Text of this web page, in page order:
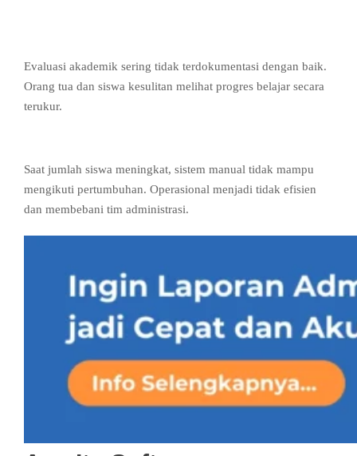
Evaluasi akademik sering tidak terdokumentasi dengan baik.
Orang tua dan siswa kesulitan melihat progres belajar secara
terukur.
Saat jumlah siswa meningkat, sistem manual tidak mampu
mengikuti pertumbuhan. Operasional menjadi tidak efisien
dan membebani tim administrasi.